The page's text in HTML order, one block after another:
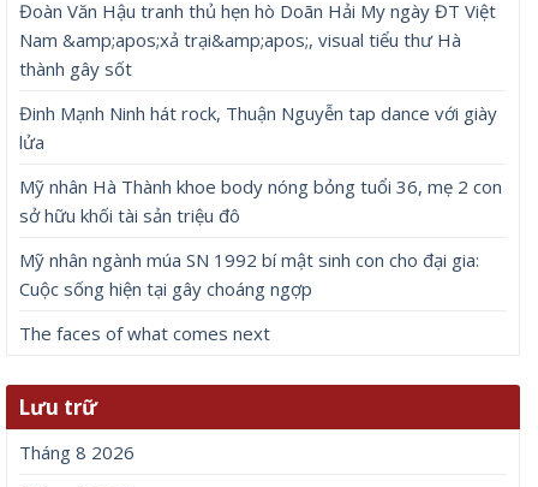
Đoàn Văn Hậu tranh thủ hẹn hò Doãn Hải My ngày ĐT Việt
Nam &amp;apos;xả trại&amp;apos;, visual tiểu thư Hà
thành gây sốt
Đinh Mạnh Ninh hát rock, Thuận Nguyễn tap dance với giày
lửa
Mỹ nhân Hà Thành khoe body nóng bỏng tuổi 36, mẹ 2 con
sở hữu khối tài sản triệu đô
Mỹ nhân ngành múa SN 1992 bí mật sinh con cho đại gia:
Cuộc sống hiện tại gây choáng ngợp
The faces of what comes next
Lưu trữ
Tháng 8 2026